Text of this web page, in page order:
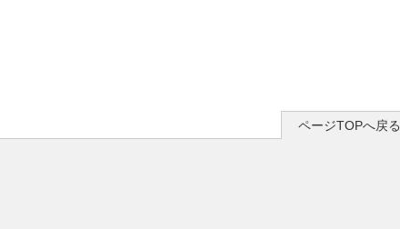
ページTOPへ戻る